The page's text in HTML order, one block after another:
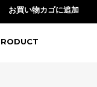
お買い物カゴに追加